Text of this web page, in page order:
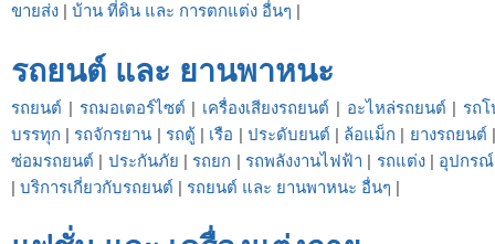
ขายส่ง | บ้าน ที่ดิน และ การตกแต่ง อื่นๆ |
รถยนต์ และ ยานพาหนะ
รถยนต์ | รถมอเตอร์ไซต์ | เครื่องเสียงรถยนต์ | อะไหล่รถยนต์ | รถ
บรรทุก | รถจักรยาน | รถตู้ | เรือ | ประดับยนต์ | ล้อแม็ก | ยางรถยนต์
ซ่อมรถยนต์ | ประกันภัย | รถยก | รถพลังงานไฟฟ้า | รถแต่ง| อุปกร
| บริการเกี่ยวกับรถยนต์ | รถยนต์ และ ยานพาหนะ อื่นๆ |